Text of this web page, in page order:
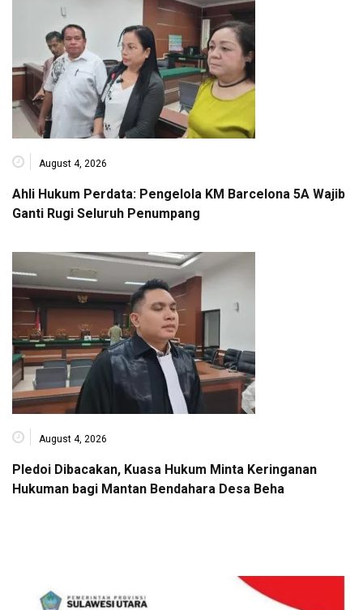
August 4, 2026
Ahli Hukum Perdata: Pengelola KM Barcelona 5A Wajib
Ganti Rugi Seluruh Penumpang
August 4, 2026
Pledoi Dibacakan, Kuasa Hukum Minta Keringanan
Hukuman bagi Mantan Bendahara Desa Beha